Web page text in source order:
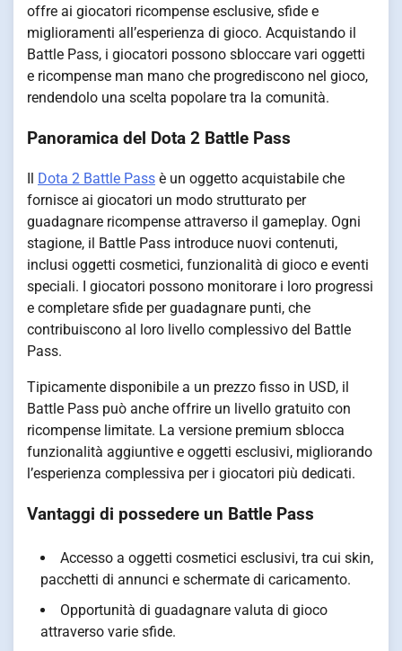
offre ai giocatori ricompense esclusive, sfide e
miglioramenti all’esperienza di gioco. Acquistando il
Battle Pass, i giocatori possono sbloccare vari oggetti
e ricompense man mano che progrediscono nel gioco,
rendendolo una scelta popolare tra la comunità.
Panoramica del Dota 2 Battle Pass
Il Dota 2 Battle Pass è un oggetto acquistabile che
fornisce ai giocatori un modo strutturato per
guadagnare ricompense attraverso il gameplay. Ogni
stagione, il Battle Pass introduce nuovi contenuti,
inclusi oggetti cosmetici, funzionalità di gioco e eventi
speciali. I giocatori possono monitorare i loro progressi
e completare sfide per guadagnare punti, che
contribuiscono al loro livello complessivo del Battle
Pass.
Tipicamente disponibile a un prezzo fisso in USD, il
Battle Pass può anche offrire un livello gratuito con
ricompense limitate. La versione premium sblocca
funzionalità aggiuntive e oggetti esclusivi, migliorando
l’esperienza complessiva per i giocatori più dedicati.
Vantaggi di possedere un Battle Pass
Accesso a oggetti cosmetici esclusivi, tra cui skin,
pacchetti di annunci e schermate di caricamento.
Opportunità di guadagnare valuta di gioco
attraverso varie sfide.